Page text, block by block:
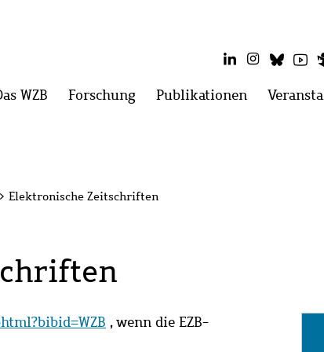
LinkedInInstagram
WZB Menü
Forschung Menü
Publikationen Menü
> Elektronische Zeitschriften
, wenn die EZB-